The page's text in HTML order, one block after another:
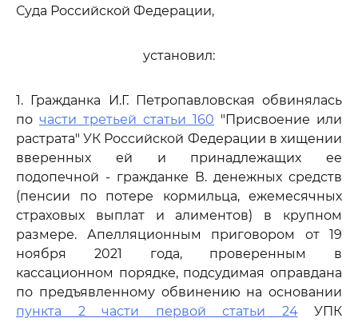
Суда Российской Федерации,
установил:
1. Гражданка И.Г. Петропавловская обвинялась
по части третьей статьи 160 "Присвоение или
растрата" УК Российской Федерации в хищении
вверенных ей и принадлежащих ее
подопечной - гражданке В. денежных средств
(пенсии по потере кормильца, ежемесячных
страховых выплат и алиментов) в крупном
размере. Апелляционным приговором от 19
ноября 2021 года, проверенным в
кассационном порядке, подсудимая оправдана
по предъявленному обвинению на основании
пункта 2 части первой статьи 24УПК